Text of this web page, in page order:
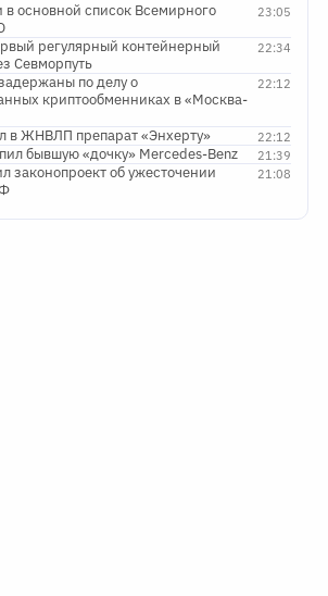
23:05
основной список Всемирного
22:34
регулярный контейнерный
Севморпуть
22:12
по делу о
криптообменниках в «Москва-
22:12
в ЖНВЛП препарат «Энхерту»
21:39
бывшую «дочку» Mercedes-Benz
21:08
законопроект об ужесточении